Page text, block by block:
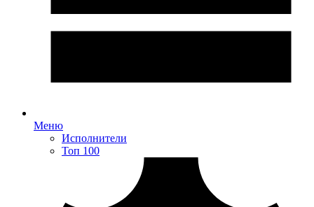
Меню
Исполнители
Топ 100